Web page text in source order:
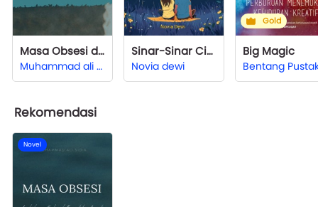
Masa Obsesi dan Labilnya Sebuah Karakter Anak Remaja
Muhammad ali sidik
Sinar-Sinar Cinta
Novia dewi
Gold
Big Magic
Bentang
Rekomendasi
Novel